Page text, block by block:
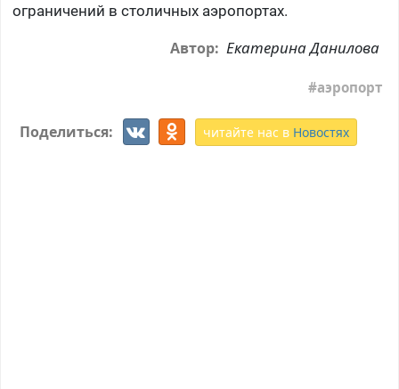
ограничений в столичных аэропортах.
Автор: Екатерина Данилова
аэропорт
Поделиться: читайте нас в Новостях